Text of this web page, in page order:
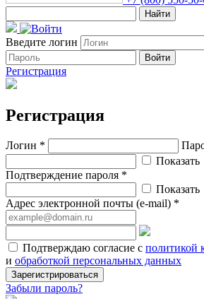
Найти
Введите логин
Войти
Регистрация
Регистрация
Логин *
Показать
Подтверждение пароля *
Показать
Адрес электронной почты (e-mail) *
Подтверждаю согласие с политикой
и обработкой персональных данных
Зарегистрироваться
Забыли пароль?